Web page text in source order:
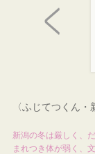
〈ふじてつくん
新潟の冬は厳しく、
まれつき体が弱く、